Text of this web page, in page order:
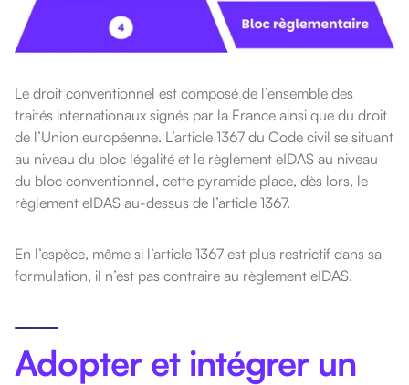
Le droit conventionnel est composé de l’ensemble des
traités internationaux signés par la France ainsi que du droit
de l’Union européenne. L’article 1367 du Code civil se situant
au niveau du bloc légalité et le règlement eIDAS au niveau
du bloc conventionnel, cette pyramide place, dès lors, le
règlement eIDAS au-dessus de l’article 1367.
En l’espèce, même si l’article 1367 est plus restrictif dans sa
formulation, il n’est pas contraire au règlement eIDAS.
Adopter et intégrer un